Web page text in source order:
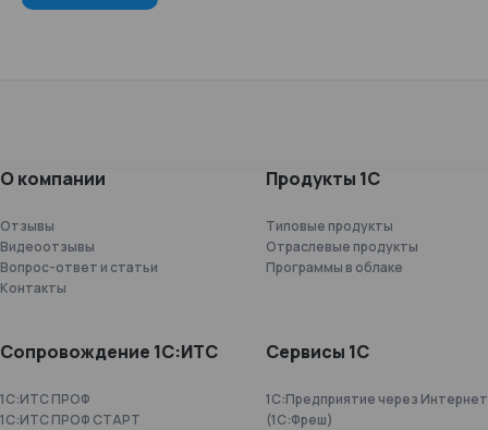
О компании
Отзывы
Видеоотзывы
Вопрос-ответ и статьи
Контакты
Продукты 1С
Типовые продукты
Отраслевые продукты
Программы в облаке
Сопровождение 1С:ИТС
1С:ИТС ПРОФ
1С:ИТС ПРОФ СТАРТ
Сервисы 1С
1С:Предприятие через Интернет
(1С:Фреш)